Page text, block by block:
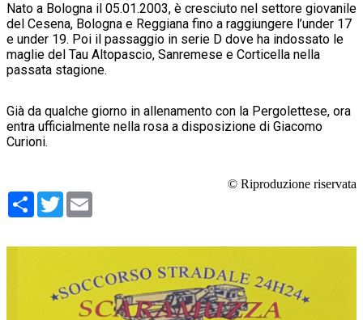
Nato a Bologna il 05.01.2003, è cresciuto nel settore giovanile
del Cesena, Bologna e Reggiana fino a raggiungere l’under 17
e under 19. Poi il passaggio in serie D dove ha indossato le
maglie del Tau Altopascio, Sanremese e Corticella nella
passata stagione.
Già da qualche giorno in allenamento con la Pergolettese, ora
entra ufficialmente nella rosa a disposizione di Giacomo
Curioni.
© Riproduzione riservata
Condividi
Twitter